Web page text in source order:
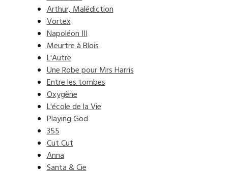
Arthur, Malédiction
Vortex
Napoléon III
Meurtre à Blois
L'Autre
Une Robe pour Mrs Harris
Entre les tombes
Oxygène
L'école de la Vie
Playing God
355
Cut Cut
Anna
Santa & Cie